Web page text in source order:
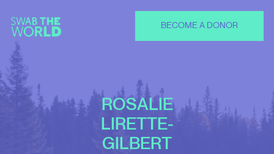
BECOME A DONOR
ROSALIE
LIRETTE-
GILBERT